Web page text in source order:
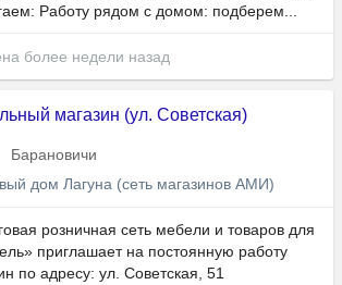
Работу рядом с домом: подберем...
более недели назад
магазин (ул. Советская)
Барановичи
дом Лагуна (сеть магазинов АМИ)
розничная сеть мебели и товаров для
приглашает на постоянную работу
по адресу: ул. Советская, 51